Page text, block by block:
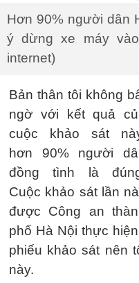
Hơn 90% người dân
ý dừng xe máy
internet)
Bản thân tôi không
ngờ với kết quả
cuộc khảo sát
hơn 90% người
đồng tình là
Cuộc khảo sát lần
được Công an
phố Hà Nội thực
phiếu khảo sát nên
này.